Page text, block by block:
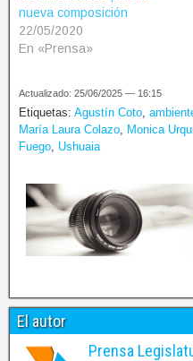
nueva composición
22/05/2020
En «Prensa»
Actualizado: 25/06/2025 — 16:15
Etiquetas: Agustín Coto,
María Laura Colazo, Monica
Fuego, Ushuaia
El autor
Prensa